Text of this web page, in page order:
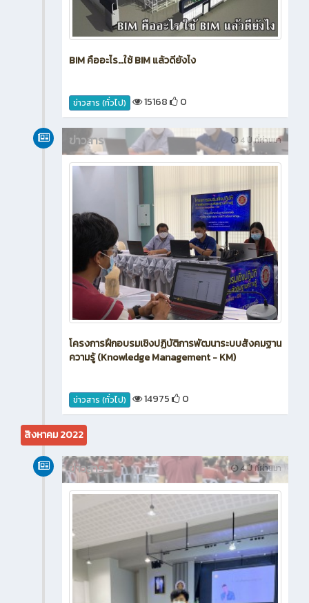
BIM คืออะไร…ใช้ BIM แล้วดียังไง
ข่าวสาร (ทั่วไป) 15168 0
4 ปี ที่ผ่านมา
ข่าวสาร
โครงการฝึกอบรมเชิงปฏิบัติการพัฒนาระบบสังคมฐาน
ความรู้ (Knowledge Management - KM)
ข่าวสาร (ทั่วไป) 14975 0
สิงหาคม 2022
4 ปี ที่ผ่านมา
ข่าวสาร